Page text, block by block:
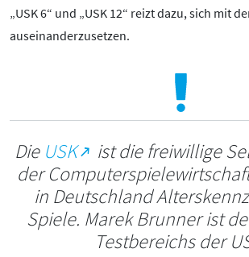
„USK 6“ und „USK 12“ reizt dazu, sich mit
auseinanderzusetzen.
Die USK
ist die freiwillige
der
in Deutschland
Spiele. Marek Brunner ist
Testbereichs der